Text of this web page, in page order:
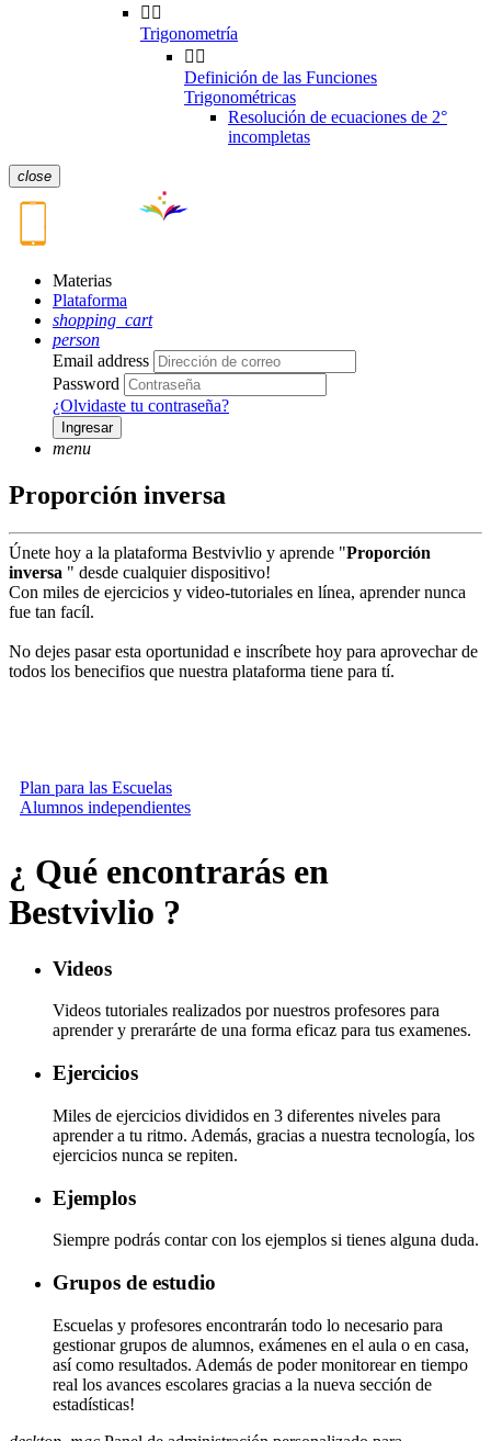
 
Trigonometría
 
Definición de las Funciones
Trigonométricas
Resolución de ecuaciones de 2°
incompletas
close
Materias
Plataforma
shopping_cart
person
Email address
Password
¿Olvidaste tu contraseña?
Ingresar
menu
Proporción inversa
Únete hoy a la plataforma Bestvivlio y aprende "Proporción
inversa " desde cualquier dispositivo!
Con miles de ejercicios y video-tutoriales en línea, aprender nunca
fue tan facíl.
No dejes pasar esta oportunidad e inscríbete hoy para aprovechar de
todos los benecifios que nuestra plataforma tiene para tí.
Plan para las Escuelas
Alumnos independientes
¿ Qué encontrarás en
Bestvivlio ?
Videos
Videos tutoriales realizados por nuestros profesores para
aprender y prerarárte de una forma eficaz para tus examenes.
Ejercicios
Miles de ejercicios divididos en 3 diferentes niveles para
aprender a tu ritmo. Además, gracias a nuestra tecnología, los
ejercicios nunca se repiten.
Ejemplos
Siempre podrás contar con los ejemplos si tienes alguna duda.
Grupos de estudio
Escuelas y profesores encontrarán todo lo necesario para
gestionar grupos de alumnos, exámenes en el aula o en casa,
así como resultados. Además de poder monitorear en tiempo
real los avances escolares gracias a la nueva sección de
estadísticas!